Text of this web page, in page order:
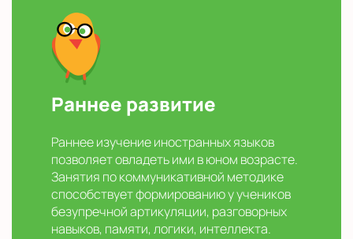
Раннее развитие
Раннее изучение иностранных языков
позволяет овладеть ими в юном возрасте.
Занятия по коммуникативной методике
способствует формированию у учеников
безупречной артикуляции, разговорных
навыков, памяти, логики, интеллекта.